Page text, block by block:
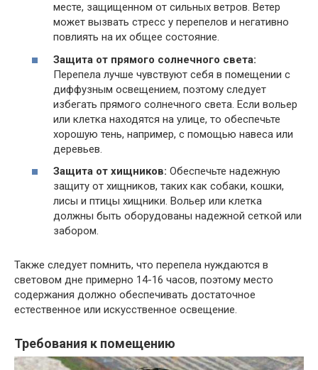
месте, защищенном от сильных ветров. Ветер
может вызвать стресс у перепелов и негативно
повлиять на их общее состояние.
Защита от прямого солнечного света:
Перепела лучше чувствуют себя в помещении с
диффузным освещением, поэтому следует
избегать прямого солнечного света. Если вольер
или клетка находятся на улице, то обеспечьте
хорошую тень, например, с помощью навеса или
деревьев.
Защита от хищников: Обеспечьте надежную
защиту от хищников, таких как собаки, кошки,
лисы и птицы хищники. Вольер или клетка
должны быть оборудованы надежной сеткой или
забором.
Также следует помнить, что перепела нуждаются в
световом дне примерно 14-16 часов, поэтому место
содержания должно обеспечивать достаточное
естественное или искусственное освещение.
Требования к помещению